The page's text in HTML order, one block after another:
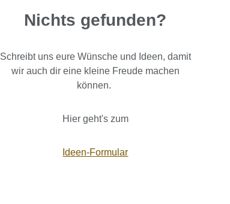
Nichts gefunden?
Schreibt uns eure Wünsche und Ideen, damit
wir auch dir eine kleine Freude machen
können.
Hier geht's zum
Ideen-Formular